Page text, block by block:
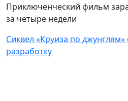
Приключенческий фильм
за четыре недели
Сиквел «Круиза по
разработку